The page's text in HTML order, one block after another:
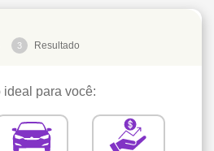
3 Resultado
para você: